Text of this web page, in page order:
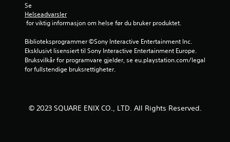
r
i
Se
Helseadvarsler
for viktig informasjon om helse før du bruker produktet.
Biblioteksprogrammer ©Sony Interactive Entertainment Inc.
Eksklusivt lisensiert til Sony Interactive Entertainment Europe.
Bruksvilkår for programvare gjelder, se eu.playstation.com/legal
for fullstendige bruksrettigheter.
© 2023 SQUARE ENIX CO., LTD. All Rights Reserved.